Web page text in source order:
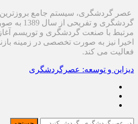
عصر گردشگری، سیستم جامع بروزترین
گردشگری و
مرتبط با صنعت گردشگری و توریسم
اخیرا نیز به صورت تخصصی در زمینه
فعالیت می کند.
دیزاین و توسعه: عصرگردشگری